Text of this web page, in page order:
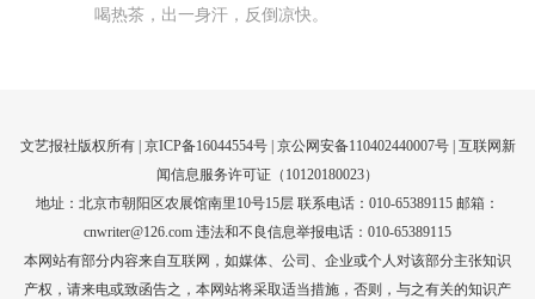
喝热茶，出一身汗，反倒凉快。
文艺报社版权所有 | 京ICP备16044554号| 京公网安备110402440007号 | 互联网新
闻信息服务许可证（10120180023）
地址：北京市朝阳区农展馆南里10号15层 联系电话：010-65389115 邮箱：
cnwriter@126.com 违法和不良信息举报电话：010-65389115
本网站有部分内容来自互联网，如媒体、公司、企业或个人对该部分主张知识
产权，请来电或致函告之，本网站将采取适当措施，否则，与之有关的知识产